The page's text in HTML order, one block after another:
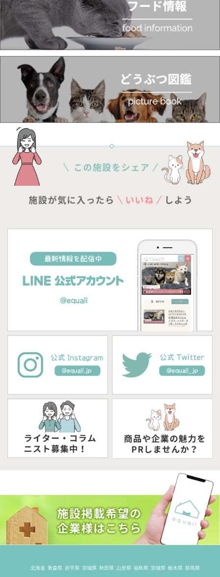
北海道 青森県 岩手県 宮城県 秋田県 山形県 福島県 茨城県 栃木県 群馬県